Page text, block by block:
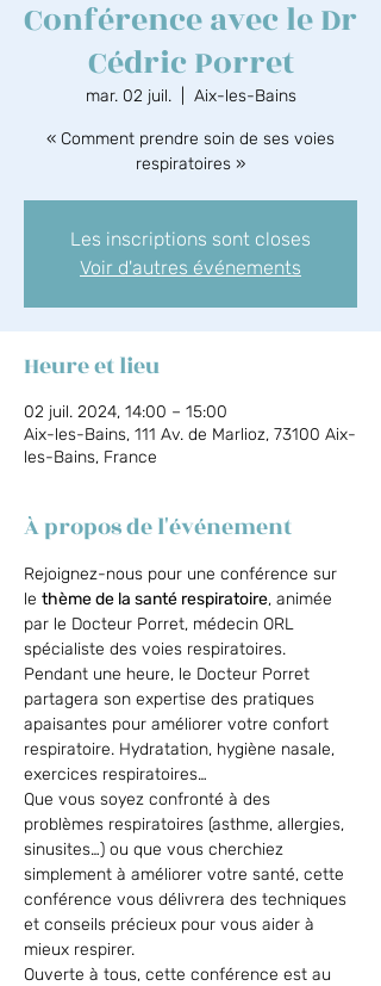
Conférence avec le Dr
Cédric Porret
mar. 02 juil.
  |
Aix-les-Bains
« Comment prendre soin de ses voies
respiratoires »
Les inscriptions sont closes
Voir d'autres événements
Heure et lieu
02 juil. 2024, 14:00 – 15:00
Aix-les-Bains, 111 Av. de Marlioz, 73100 Aix-
les-Bains, France
À propos de l'événement
Rejoignez-nous pour une conférence sur
le thème de la santé respiratoire, animée
par le Docteur Porret, médecin ORL
spécialiste des voies respiratoires.
Pendant une heure, le Docteur Porret
partagera son expertise des pratiques
apaisantes pour améliorer votre confort
respiratoire. Hydratation, hygiène nasale,
exercices respiratoires…
Que vous soyez confronté à des
problèmes respiratoires (asthme, allergies,
sinusites…) ou que vous cherchiez
simplement à améliorer votre santé, cette
conférence vous délivrera des techniques
et conseils précieux pour vous aider à
mieux respirer.
Ouverte à tous, cette conférence est au